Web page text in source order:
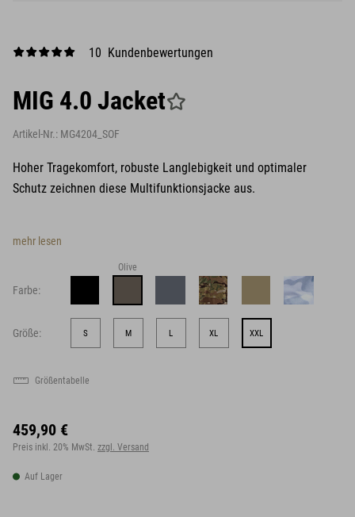
10 Kundenbewertungen
MIG 4.0 Jacket
Artikel-Nr.: MG4204_SOF
Hoher Tragekomfort, robuste Langlebigkeit und optimaler
Schutz zeichnen diese Multifunktionsjacke aus.
mehr lesen
Farbe:
Olive
Größe: S M L XL XXL
Größentabelle
459,90 €
Preis inkl. 20% MwSt. zzgl. Versand
Auf Lager